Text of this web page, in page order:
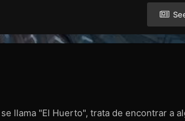
llama "El Huerto", trata de encontrar a